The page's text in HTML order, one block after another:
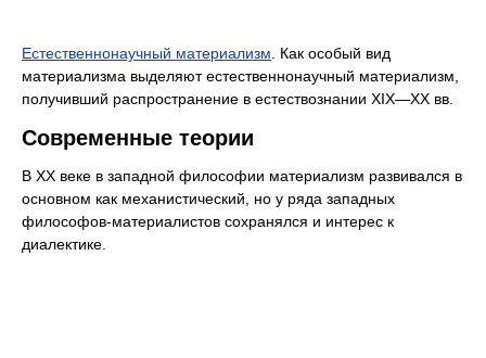
Естественнонаучный материализм. Как особый вид
материализма выделяют естественнонаучный материализм,
получивший распространение в естествознании XIX—XX вв.
Cовременные теории
В XX веке в западной философии материализм развивался в
основном как механистический, но у ряда западных
философов-материалистов сохранялся и интерес к
диалектике.